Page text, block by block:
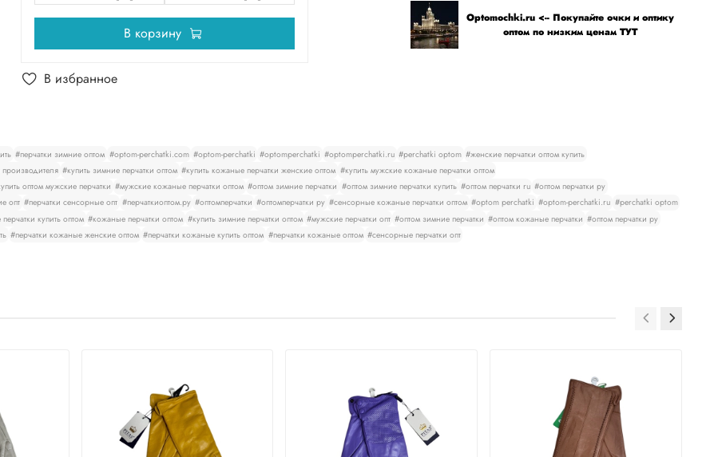
В корзину
В избранное
Optomochki.ru <-- Покупайте очки и оптику
оптом по низким ценам ТУТ
#перчатки зимние оптом #optom-perchatki.com #optom-perchatki #optomperchatki #optomperchatki.ru #perchatki optom #женские перчатки оптом купить
#купить зимние перчатки оптом #купить кожаные перчатки женские оптом #купить мужские кожаные перчатки оптом
оптом мужские перчатки #мужские кожаные перчатки оптом #оптом зимние перчатки #оптом зимние перчатки купить #оптом перчатки ru #оптом перчатки ру
опт #перчатки сенсорные опт #перчаткиоптом.ру #оптомперчатки #оптомперчатки ру #сенсорные кожаные перчатки оптом #optom perchatki #optom-perchatki.ru #perchatki optom
купить оптом #кожаные перчатки оптом #купить зимние перчатки оптом #мужские перчатки опт #оптом зимние перчатки #оптом кожаные перчатки #оптом перчатки ру
#перчатки кожаные женские оптом #перчатки кожаные купить оптом #перчатки кожаные оптом #сенсорные перчатки опт